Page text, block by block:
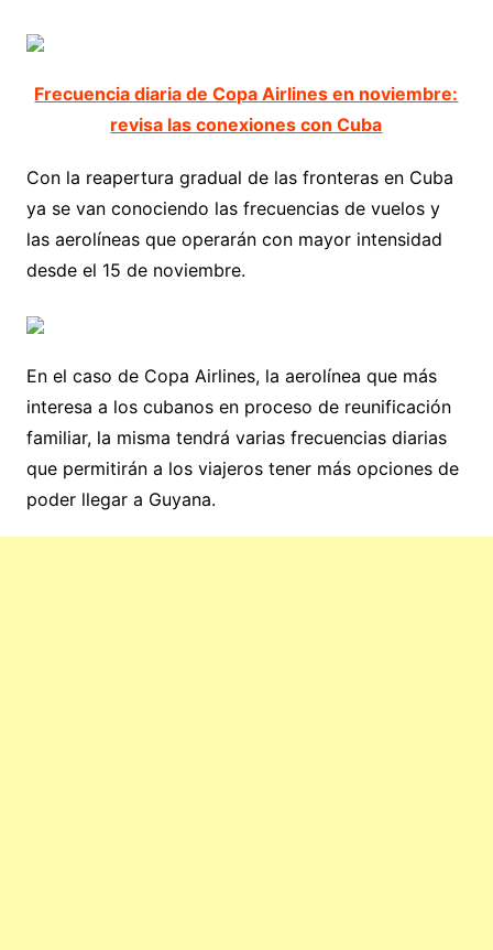
Frecuencia diaria de Copa Airlines en noviembre:
revisa las conexiones con Cuba
Con la reapertura gradual de las fronteras en Cuba
ya se van conociendo las frecuencias de vuelos y
las aerolíneas que operarán con mayor intensidad
desde el 15 de noviembre.
En el caso de Copa Airlines, la aerolínea que más
interesa a los cubanos en proceso de reunificación
familiar, la misma tendrá varias frecuencias diarias
que permitirán a los viajeros tener más opciones de
poder llegar a Guyana.